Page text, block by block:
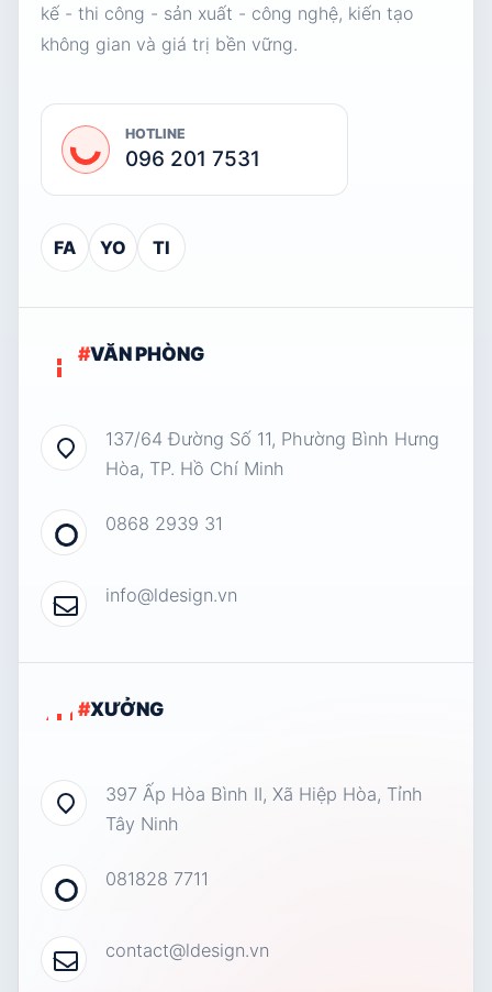
kế - thi công - sản xuất - công nghệ, kiến tạo
không gian và giá trị bền vững.
HOTLINE
096 201 7531
FA YO TI
#VĂN PHÒNG
137/64 Đường Số 11, Phường Bình Hưng
Hòa, TP. Hồ Chí Minh
0868 2939 31
info@ldesign.vn
#XƯỞNG
397 Ấp Hòa Bình II, Xã Hiệp Hòa, Tỉnh
Tây Ninh
081828 7711
contact@ldesign.vn